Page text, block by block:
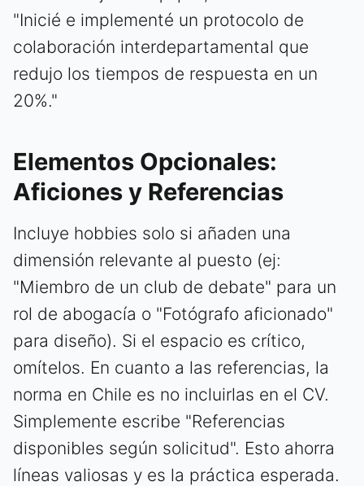
"Inicié e implementé un protocolo de
colaboración interdepartamental que
redujo los tiempos de respuesta en un
20%."
Elementos Opcionales:
Aficiones y Referencias
Incluye hobbies solo si añaden una
dimensión relevante al puesto (ej:
"Miembro de un club de debate" para un
rol de abogacía o "Fotógrafo aficionado"
para diseño). Si el espacio es crítico,
omítelos. En cuanto a las referencias, la
norma en Chile es no incluirlas en el CV.
Simplemente escribe "Referencias
disponibles según solicitud". Esto ahorra
líneas valiosas y es la práctica esperada.